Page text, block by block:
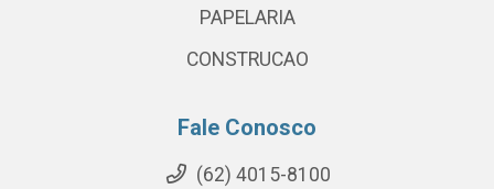
PAPELARIA
CONSTRUCAO
Fale Conosco
(62) 4015-8100